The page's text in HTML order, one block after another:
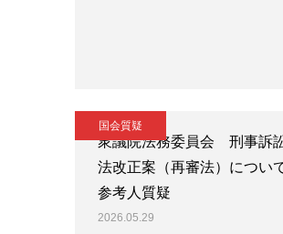
国会質疑
衆議院法務委員会 刑事訴
法改正案（再審法）につい
参考人質疑
2026.05.29